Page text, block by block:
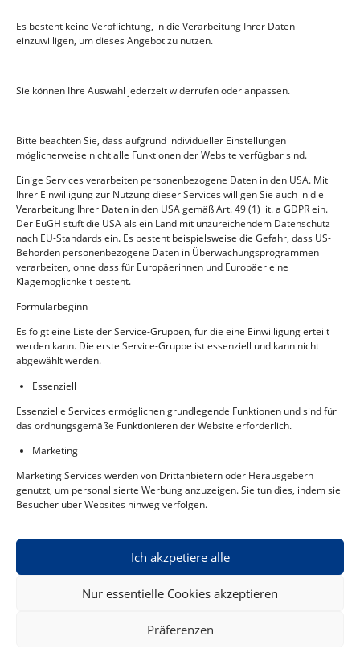
Es besteht keine Verpflichtung, in die Verarbeitung Ihrer Daten
einzuwilligen, um dieses Angebot zu nutzen.
Sie können Ihre Auswahl jederzeit widerrufen oder anpassen.
Bitte beachten Sie, dass aufgrund individueller Einstellungen
möglicherweise nicht alle Funktionen der Website verfügbar sind.
Einige Services verarbeiten personenbezogene Daten in den USA. Mit
Ihrer Einwilligung zur Nutzung dieser Services willigen Sie auch in die
Verarbeitung Ihrer Daten in den USA gemäß Art. 49 (1) lit. a GDPR ein.
Der EuGH stuft die USA als ein Land mit unzureichendem Datenschutz
nach EU-Standards ein. Es besteht beispielsweise die Gefahr, dass US-
Behörden personenbezogene Daten in Überwachungsprogrammen
verarbeiten, ohne dass für Europäerinnen und Europäer eine
Klagemöglichkeit besteht.
Formularbeginn
Es folgt eine Liste der Service-Gruppen, für die eine Einwilligung erteilt
werden kann. Die erste Service-Gruppe ist essenziell und kann nicht
abgewählt werden.
Essenziell
Essenzielle Services ermöglichen grundlegende Funktionen und sind für
das ordnungsgemäße Funktionieren der Website erforderlich.
Marketing
Marketing Services werden von Drittanbietern oder Herausgebern
genutzt, um personalisierte Werbung anzuzeigen. Sie tun dies, indem sie
Besucher über Websites hinweg verfolgen.
Ich akzpetiere alle
Nur essentielle Cookies akzeptieren
Präferenzen
„Gerade bei terminlich eng abgestimmten Abläufen müssen
Baureinigung und Bauendreinigung zuverlässig, termingerecht und
vorschriftsmäßig erfolgen. Auf uns können Sie sich verlassen.“ D. Sutter
liegt
neue
Wohnu
ng oder
liegen
Ihre
neuen Geschäftsräume – wie aus dem Ei gepellt. Sie sehen den
Räumen die Bautätigkeit nicht mehr an, denn alle Spuren sind
beseitigt.
Wir führen eine fachgerechte Bauschluss- oder Baufeinreinigung
durch, die einen bezugsfertigen Zustand herstellt. Mit unserem
Fachwissen und unserer Erfahrung erreichen wir für Sie das
Erstpflege der Bodenbeläge, die wir fachgerecht nach der Maßgabe
des Herstellers ausführen. Damit ist der Wert Ihres neuen Objekts
für lange Zeit garantiert – und Sie empfängt eine einladende
Kontaktieren Sie uns! Wir freuen uns auf Ihre Projekte in Karlsruhe
und Umgebung.
© 2026 Brenner Hygiene Service GmbH - Ihr Fachmann für